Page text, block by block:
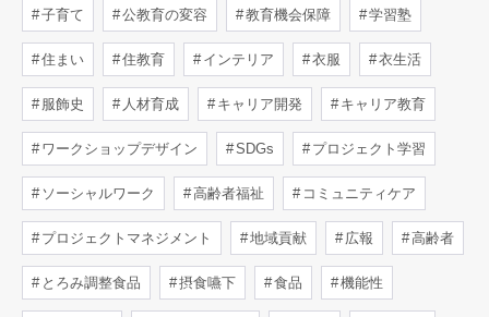
子育て 公教育の変容 教育機会保障 学習塾
住まい 住教育 インテリア 衣服 衣生活
服飾史 人材育成 キャリア開発 キャリア教育
ワークショップデザイン SDGs プロジェクト学習
ソーシャルワーク 高齢者福祉 コミュニティケア
プロジェクトマネジメント 地域貢献 広報 高齢者
とろみ調整食品 摂食嚥下 食品 機能性